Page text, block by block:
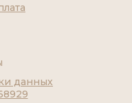
данных